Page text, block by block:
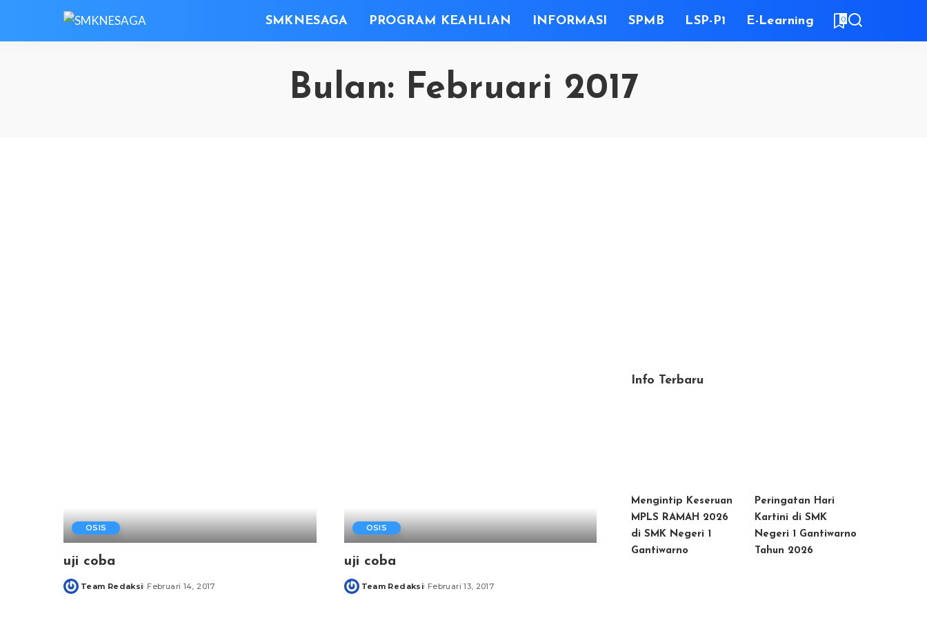
SMKNESAGA PROGRAM KEAHLIAN INFORMASI SPMB LSP-P1 E-Learning 0
Bulan: Februari 2017
OSIS
uji coba
Posted
Team Redaksi Februari 14, 2017
OSIS
uji coba
Posted
Team Redaksi Februari 13, 2017
Info Terbaru
Mengintip Keseruan
MPLS RAMAH 2026
di SMK Negeri 1
Gantiwarno
Peringatan Hari
Kartini di SMK
Negeri 1 Gantiwarno
Tahun 2026